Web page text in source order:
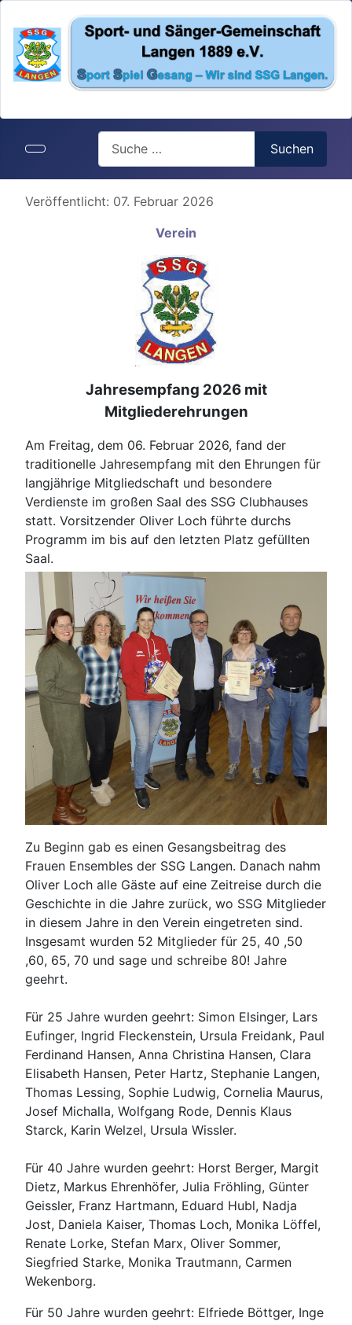
Search
Suchen
Details
Veröffentlicht: 07. Februar 2026
Verein
Jahresempfang 2026 mit
Mitgliederehrungen
Am Freitag, dem 06. Februar 2026, fand der
traditionelle Jahresempfang mit den Ehrungen für
langjährige Mitgliedschaft und besondere
Verdienste im großen Saal des SSG Clubhauses
statt. Vorsitzender Oliver Loch führte durchs
Programm im bis auf den letzten Platz gefüllten
Saal.
Zu Beginn gab es einen Gesangsbeitrag des
Frauen Ensembles der SSG Langen. Danach nahm
Oliver Loch alle Gäste auf eine Zeitreise durch die
Geschichte in die Jahre zurück, wo SSG Mitglieder
in diesem Jahre in den Verein eingetreten sind.
Insgesamt wurden 52 Mitglieder für 25, 40 ,50
,60, 65, 70 und sage und schreibe 80! Jahre
geehrt.
Für 25 Jahre wurden geehrt: Simon Elsinger, Lars
Eufinger, Ingrid Fleckenstein, Ursula Freidank, Paul
Ferdinand Hansen, Anna Christina Hansen, Clara
Elisabeth Hansen, Peter Hartz, Stephanie Langen,
Thomas Lessing, Sophie Ludwig, Cornelia Maurus,
Josef Michalla, Wolfgang Rode, Dennis Klaus
Starck, Karin Welzel, Ursula Wissler.
Für 40 Jahre wurden geehrt: Horst Berger, Margit
Dietz, Markus Ehrenhöfer, Julia Fröhling, Günter
Geissler, Franz Hartmann, Eduard Hubl, Nadja
Jost, Daniela Kaiser, Thomas Loch, Monika Löffel,
Renate Lorke, Stefan Marx, Oliver Sommer,
Siegfried Starke, Monika Trautmann, Carmen
Wekenborg.
Für 50 Jahre wurden geehrt: Elfriede Böttger, Inge